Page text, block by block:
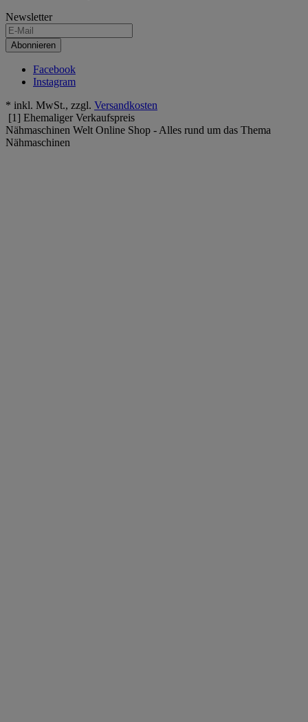
Newsletter
Abonnieren
Facebook
Instagram
* inkl. MwSt., zzgl. Versandkosten
[1] Ehemaliger Verkaufspreis
Nähmaschinen Welt Online Shop - Alles rund um das Thema
Nähmaschinen